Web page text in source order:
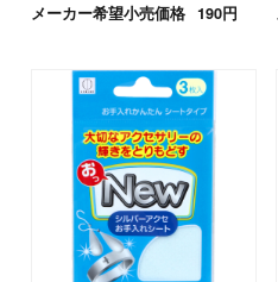
メーカー希望小売価格 190円